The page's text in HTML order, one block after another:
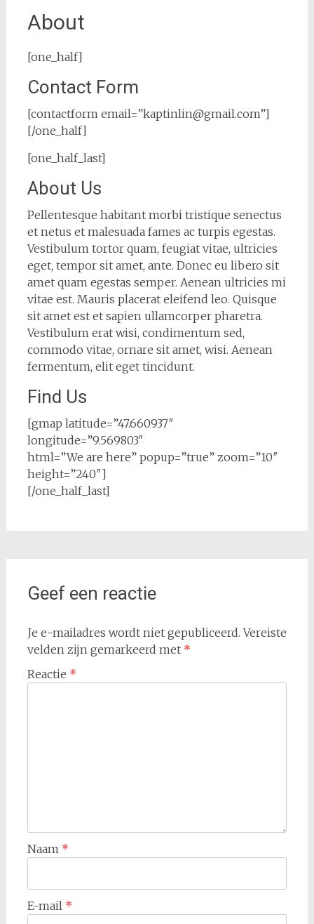
About
[one_half]
Contact Form
[contactform email=”kaptinlin@gmail.com”]
[/one_half]
[one_half_last]
About Us
Pellentesque habitant morbi tristique senectus
et netus et malesuada fames ac turpis egestas.
Vestibulum tortor quam, feugiat vitae, ultricies
eget, tempor sit amet, ante. Donec eu libero sit
amet quam egestas semper. Aenean ultricies mi
vitae est. Mauris placerat eleifend leo. Quisque
sit amet est et sapien ullamcorper pharetra.
Vestibulum erat wisi, condimentum sed,
commodo vitae, ornare sit amet, wisi. Aenean
fermentum, elit eget tincidunt.
Find Us
[gmap latitude=”47.660937″
longitude=”9.569803″
html=”We are here” popup=”true” zoom=”10″
height=”240″]
[/one_half_last]
Geef een reactie
Je e-mailadres wordt niet gepubliceerd. Vereiste
velden zijn gemarkeerd met *
Reactie *
Naam *
E-mail *